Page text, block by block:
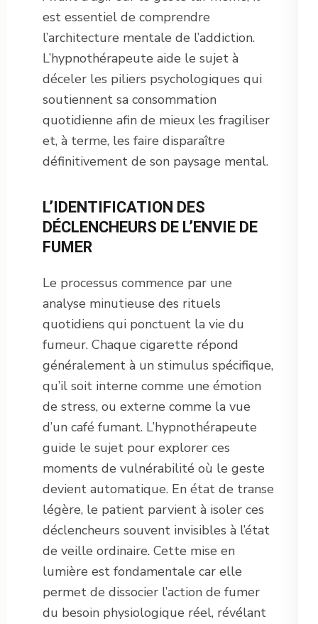
est essentiel de comprendre
l’architecture mentale de l’addiction.
L’hypnothérapeute aide le sujet à
déceler les piliers psychologiques qui
soutiennent sa consommation
quotidienne afin de mieux les fragiliser
et, à terme, les faire disparaître
définitivement de son paysage mental.
L’IDENTIFICATION DES
DÉCLENCHEURS DE L’ENVIE DE
FUMER
Le processus commence par une
analyse minutieuse des rituels
quotidiens qui ponctuent la vie du
fumeur. Chaque cigarette répond
généralement à un stimulus spécifique,
qu’il soit interne comme une émotion
de stress, ou externe comme la vue
d’un café fumant. L’hypnothérapeute
guide le sujet pour explorer ces
moments de vulnérabilité où le geste
devient automatique. En état de transe
légère, le patient parvient à isoler ces
déclencheurs souvent invisibles à l’état
de veille ordinaire. Cette mise en
lumière est fondamentale car elle
permet de dissocier l’action de fumer
du besoin physiologique réel, révélant